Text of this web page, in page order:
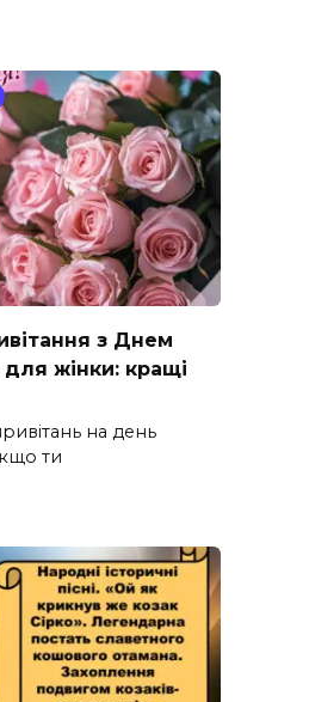
з Днем
жінки: кращі
на день
ти